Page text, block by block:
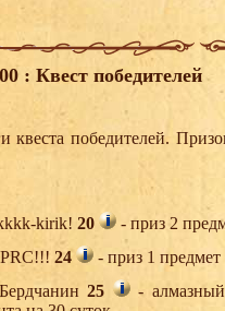
: Квест победителей
квеста победителей.
kirik! 20
- приз 2
24
- приз 1
Бердчанин25
-